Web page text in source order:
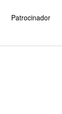
Patrocinador